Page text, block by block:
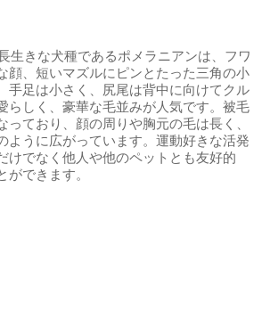
生きな犬種であるポメラニアンは、フワ
顔、短いマズルにピンとたった三角の小
手足は小さく、尻尾は背中に向けてクル
らしく、豪華な毛並みが人気です。被毛
っており、顔の周りや胸元の毛は長く、
ように広がっています。運動好きな活発
けでなく他人や他のペットとも友好的
ができます。